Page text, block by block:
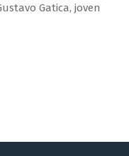
Gatica, joven